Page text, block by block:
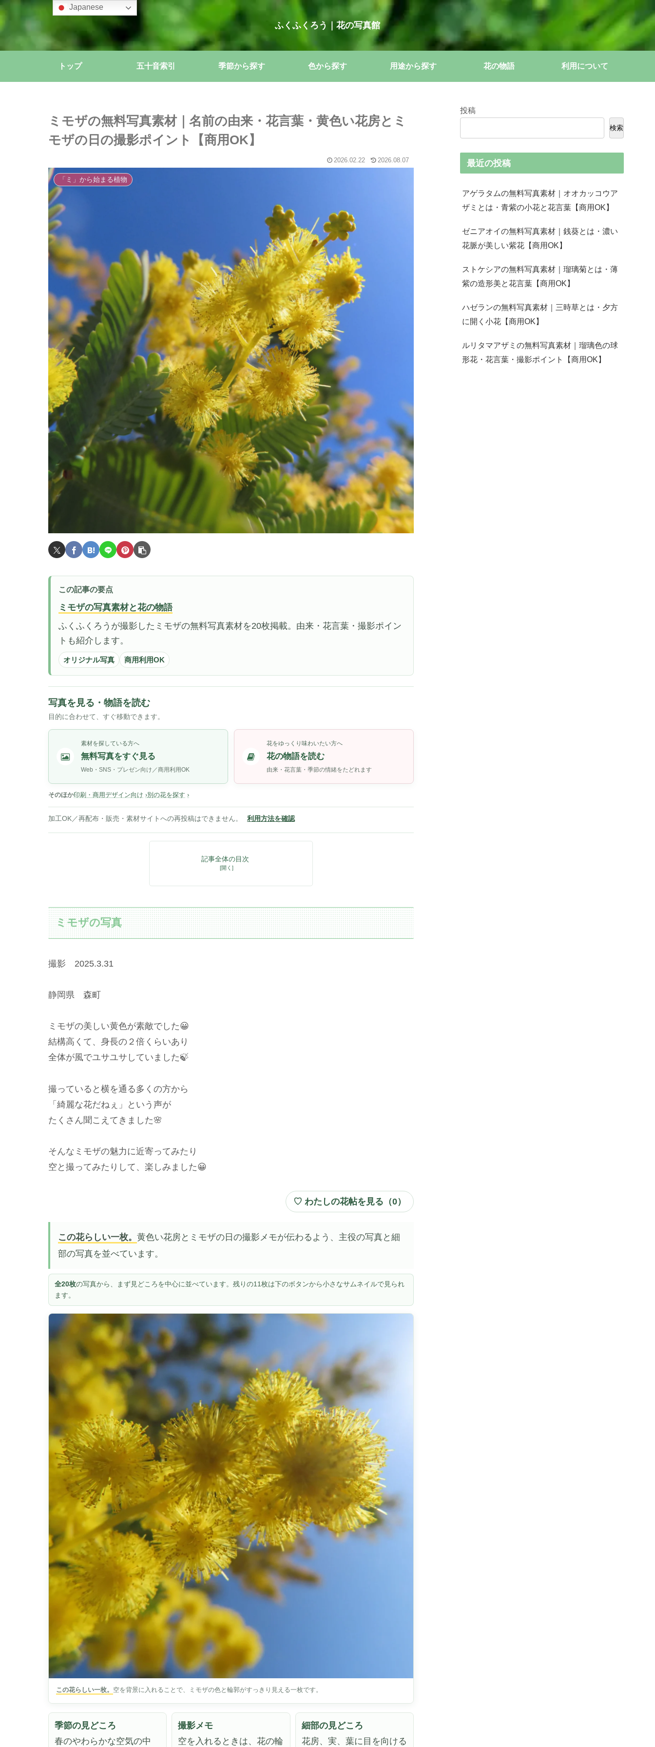
ふくふくろう｜花の写真館
トップ 五十音索引 季節から探す 色から探す 用途から探す 花の物語 利用について
ミモザの無料写真素材｜名前の由来・花言葉・黄色い花房とミ
モザの日の撮影ポイント【商用OK】
2026.02.22 2026.08.07
「ミ」から始まる植物
この記事の要点
ミモザの写真素材と花の物語
ふくふくろうが撮影したミモザの無料写真素材を20枚掲載。由来・花言葉・撮影ポイン
トも紹介します。
オリジナル写真 商用利用OK
写真を見る・物語を読む
目的に合わせて、すぐ移動できます。
素材を探している方へ
無料写真をすぐ見る
Web・SNS・プレゼン向け／商用利用OK
花をゆっくり味わいたい方へ
花の物語を読む
由来・花言葉・季節の情緒をたどれます
そのほか印刷・商用デザイン向け 別の花を探す
加工OK／再配布・販売・素材サイトへの再投稿はできません。 利用方法を確認
記事全体の目次
ミモザの写真
撮影 2025.3.31
静岡県 森町
ミモザの美しい黄色が素敵でした😀
結構高くて、身長の２倍くらいあり
全体が風でユサユサしていました🍃
撮っていると横を通る多くの方から
「綺麗な花だねぇ」という声が
たくさん聞こえてきました🌸
そんなミモザの魅力に近寄ってみたり
空と撮ってみたりして、楽しみました😀
♡ わたしの花帖を見る（0）
この花らしい一枚。 黄色い花房とミモザの日の撮影メモが伝わるよう、主役の写真と細
部の写真を並べています。
全20枚の写真から、まず見どころを中心に並べています。残りの11枚は下のボタンから小さなサムネイルで見られ
ます。
この花らしい一枚。 空を背景に入れることで、ミモザの色と輪郭がすっきり見える一枚です。
季節の見どころ
春のやわらかな空気の中
撮影メモ
空を入れるときは、花の輪
細部の見どころ
花房、実、葉に目を向ける
投稿
検索
最近の投稿
アゲラタムの無料写真素材｜オオカッコウア
ザミとは・青紫の小花と花言葉【商用OK】
ゼニアオイの無料写真素材｜銭葵とは・濃い
花脈が美しい紫花【商用OK】
ストケシアの無料写真素材｜瑠璃菊とは・薄
紫の造形美と花言葉【商用OK】
ハゼランの無料写真素材｜三時草とは・夕方
に開く小花【商用OK】
ルリタマアザミの無料写真素材｜瑠璃色の球
形花・花言葉・撮影ポイント【商用OK】
Japanese